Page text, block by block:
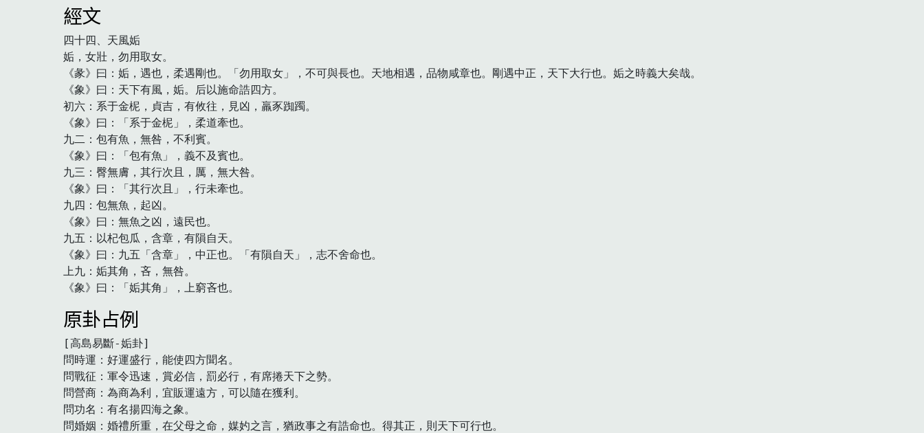
經文
四十四、天風姤
姤，女壯，勿用取女。
《彖》曰：姤，遇也，柔遇剛也。「勿用取女」，不可與長也。天地相遇，品物咸章也。剛遇中正，天下大行也。姤之時義大矣哉。
《象》曰：天下有風，姤。后以施命誥四方。
初六：系于金柅，貞吉，有攸往，見凶，羸豕踟躅。
《象》曰：「系于金柅」，柔道牽也。
九二：包有魚，無咎，不利賓。
《象》曰：「包有魚」，義不及賓也。
九三：臀無膚，其行次且，厲，無大咎。
《象》曰：「其行次且」，行未牽也。
九四：包無魚，起凶。
《象》曰：無魚之凶，遠民也。
九五：以杞包瓜，含章，有隕自天。
《象》曰：九五「含章」，中正也。「有隕自天」，志不舍命也。
上九：姤其角，吝，無咎。
《象》曰：「姤其角」，上窮吝也。
原卦占例
[高島易斷-姤卦]
問時運：好運盛行，能使四方聞名。
問戰征：軍令迅速，賞必信，罰必行，有席捲天下之勢。
問營商：為商為利，宜販運遠方，可以隨在獲利。
問功名：有名揚四海之象。
問婚姻：婚禮所重，在父母之命，媒妁之言，猶政事之有誥命也。得其正，則天下可行也。